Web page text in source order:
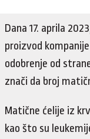
Dana 17. aprila
proizvod
odobrenje od
znači da broj
Matične ćelije iz
kao što su